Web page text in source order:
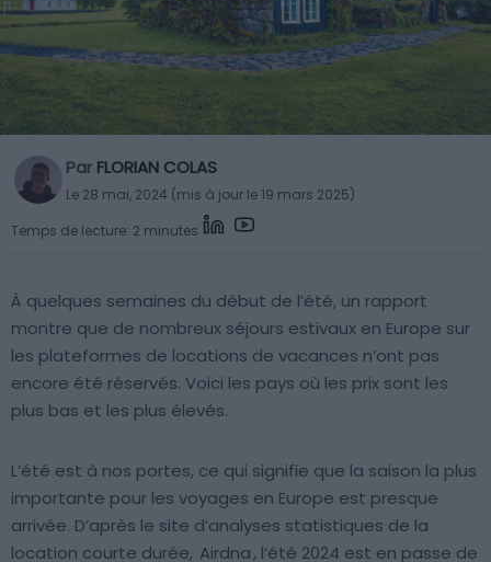
Par FLORIAN COLAS
Le 28 mai, 2024 (mis à jour le 19 mars 2025)
Temps de lecture: 2 minutes
À quelques semaines du début de l’été, un rapport
montre que de nombreux séjours estivaux en Europe sur
les plateformes de locations de vacances n’ont pas
encore été réservés. Voici les pays où les prix sont les
plus bas et les plus élevés.
L’été est à nos portes, ce qui signifie que la saison la plus
importante pour les voyages en Europe est presque
arrivée. D’après le site d’analyses statistiques de la
location courte durée, Airdna, l’été 2024 est en passe de